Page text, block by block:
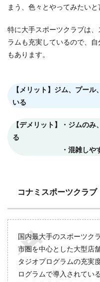
まう、色々とやってみたいと
特に大手スポーツクラブは
ラムも充実しているので、
もあります。
【メリット】ジム、プー
いる
【デメリット】・ジムの
る
・混雑しやす
コナミスポーツクラブ
国内最大手のスポーツク
市圏を中心とした大型店
タジオプログラムの充実
ログラムで導入されてい